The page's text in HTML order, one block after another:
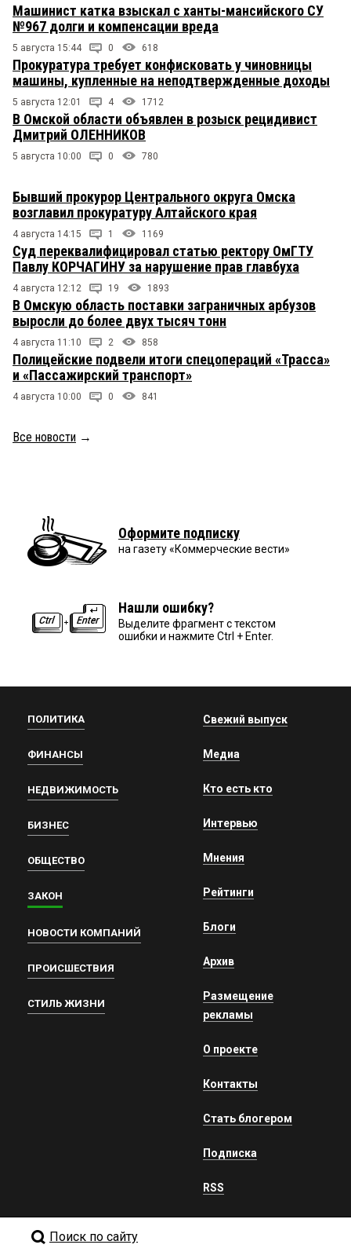
Машинист катка взыскал с ханты-мансийского СУ
№967 долги и компенсации вреда
5 августа 15:44 0 618
Прокуратура требует конфисковать у чиновницы
машины, купленные на неподтвержденные доходы
5 августа 12:01 4 1712
В Омской области объявлен в розыск рецидивист
Дмитрий ОЛЕННИКОВ
5 августа 10:00 0 780
Бывший прокурор Центрального округа Омска
возглавил прокуратуру Алтайского края
4 августа 14:15 1 1169
Суд переквалифицировал статью ректору ОмГТУ
Павлу КОРЧАГИНУ за нарушение прав главбуха
4 августа 12:12 19 1893
В Омскую область поставки заграничных арбузов
выросли до более двух тысяч тонн
4 августа 11:10 2 858
Полицейские подвели итоги спецопераций «Трасса»
и «Пассажирский транспорт»
4 августа 10:00 0 841
Все новости →
Оформите подписку
на газету «Коммерческие вести»
Нашли ошибку?
Выделите фрагмент с текстом
ошибки и нажмите Ctrl + Enter.
ПОЛИТИКА
ФИНАНСЫ
НЕДВИЖИМОСТЬ
БИЗНЕС
ОБЩЕСТВО
ЗАКОН
НОВОСТИ КОМПАНИЙ
ПРОИСШЕСТВИЯ
СТИЛЬ ЖИЗНИ
Свежий выпуск
Медиа
Кто есть кто
Интервью
Мнения
Рейтинги
Блоги
Архив
Размещение
рекламы
О проекте
Контакты
Стать блогером
Подписка
RSS
Поиск по сайту